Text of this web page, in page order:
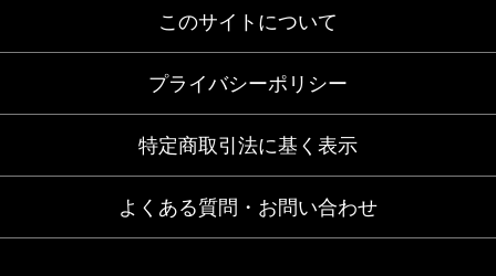
このサイトについて
プライバシーポリシー
特定商取引法に基く表示
よくある質問・お問い合わせ